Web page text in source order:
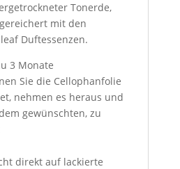
Tonerde,
mit den
Duftessenzen.
3 Monate
Sie die Cellophanfolie
nehmen es heraus und
gewünschten, zu
direkt auf lackierte